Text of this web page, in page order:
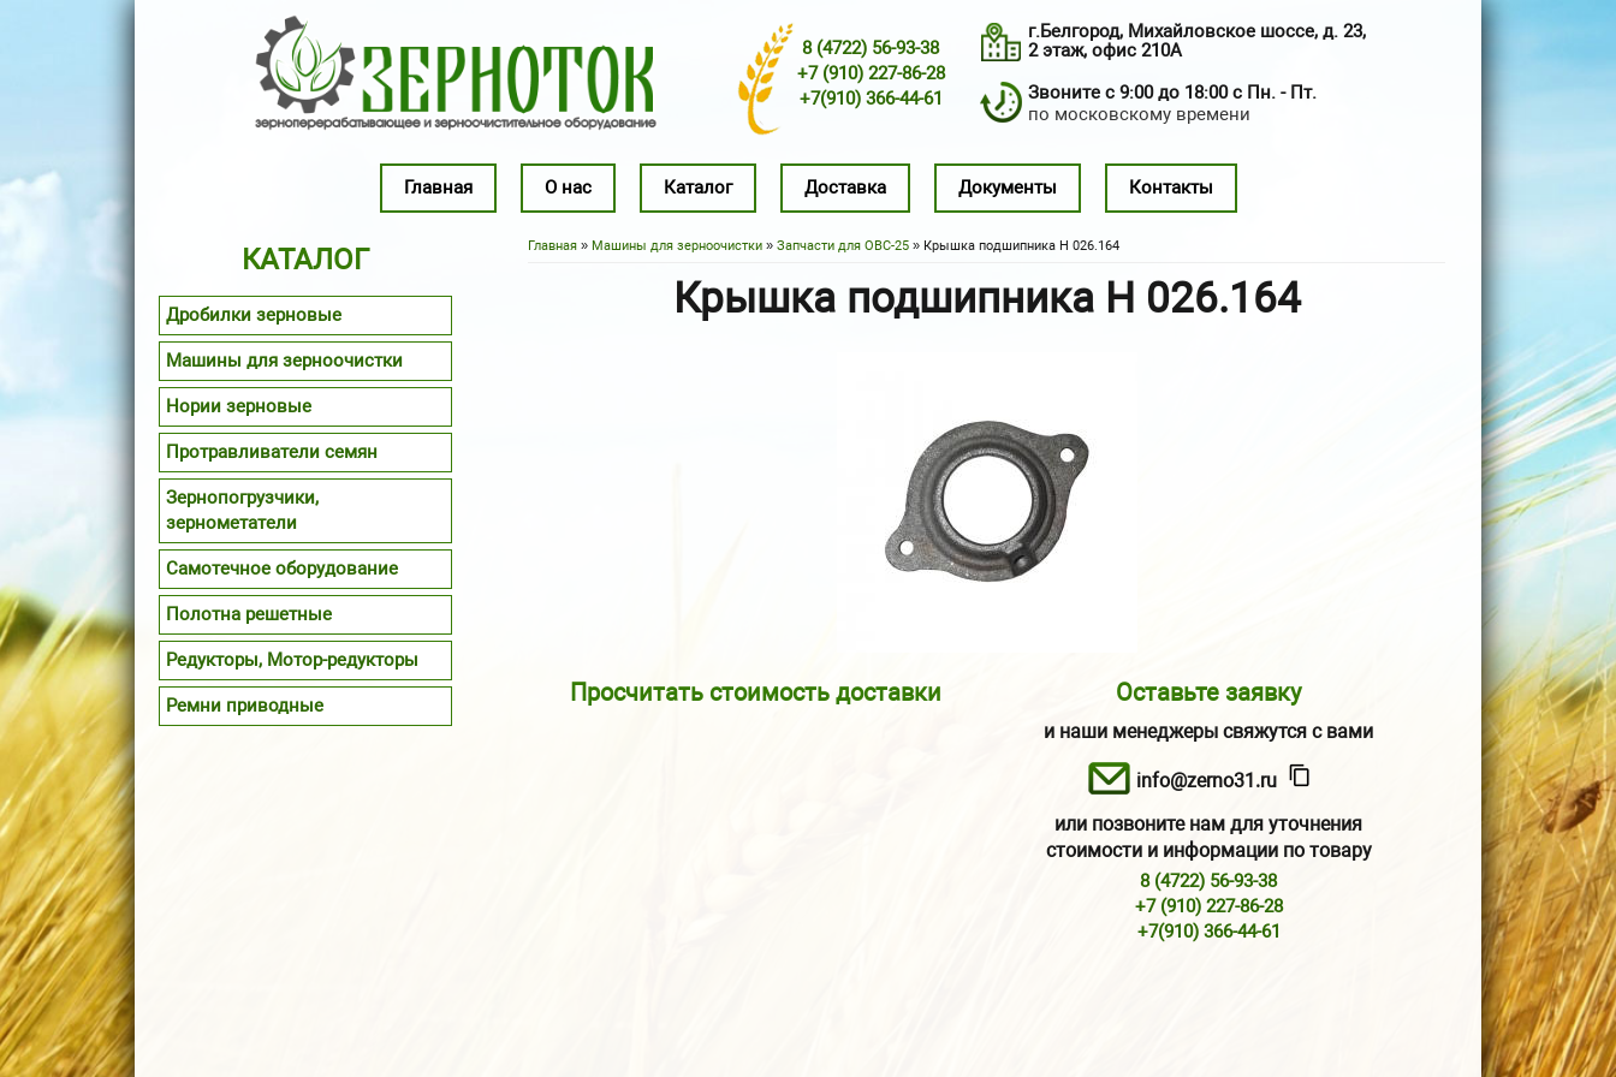
Перейти к основному содержанию
8 (4722) 56-93-38
+7 (910) 227-86-28
+7(910) 366-44-61
г.Белгород, Михайловское шоссе, д. 23,
2 этаж, офис 210А
Звоните с 9:00 до 18:00 с Пн. - Пт.
по московскому времени
Главная О нас Каталог Доставка Документы Контакты
Вы здесь
Главная » Машины для зерноочистки » Запчасти для ОВС-25 » Крышка подшипника Н 026.164
Крышка подшипника Н 026.164
Просчитать стоимость доставки Оставьте заявку
и наши менеджеры свяжутся с вами
info@zerno31.ru
или позвоните нам для уточнения
стоимости и информации по товару
8 (4722) 56-93-38
+7 (910) 227-86-28
+7(910) 366-44-61
КАТАЛОГ
Дробилки зерновые
Машины для зерноочистки
Нории зерновые
Протравливатели семян
Зернопогрузчики,
зернометатели
Самотечное оборудование
Полотна решетные
Редукторы, Мотор-редукторы
Ремни приводные